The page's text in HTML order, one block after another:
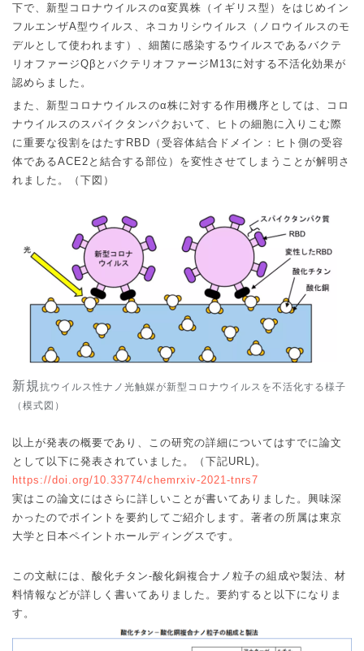
下で、新型コロナウイルスのα変異株（イギリス型）をはじめイン
フルエンザA型ウイルス、ネコカリシウイルス（ノロウイルスのモ
デルとして使われます）、細菌に感染するウイルスであるバクテ
リオファージQβ とバクテリオファージ M13に対する不活化効果が
認めらました。
また、新型コロナウイルスのα株に対する作用機序としては、コロ
ナウイルスのスパイクタンパクおいて、ヒトの細胞に入りこむ際
に重要な役割をはたす RBD （受容体結合ドメイン：ヒト側の受容
体であるACE2 と結合する部位）を変性させてしまうことが解明さ
れました。（下図）
新規 抗ウイルス性ナノ光触媒が新型コロナウイルスを不活化する様子
（模式図）
以上が発表の概要であり、この研究の詳細についてはすでに論文
として以下に発表されていました。（下記URL) 。
https://doi.org/10.33774/chemrxiv-2021-tnrs7
実はこの論文にはさらに詳しいことが書いてありました。興味深
かったのでポイントを要約してご紹介します。著者の所属は東京
大学と日本ペイントホールディングスです。
この文献には、酸化チタン-酸化銅複合ナノ粒子の組成や製法、材
料情報などが詳しく書いてありました。要約すると以下になりま
す。